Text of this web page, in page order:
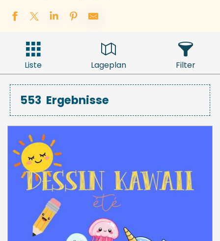
Liste Lageplan Filter
553 Ergebnisse